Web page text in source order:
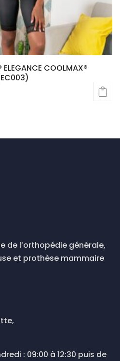
ELEGANCE COOLMAX®
de l’orthopédie générale,
et prothèse mammaire
: 09:00 à 12:30 puis de